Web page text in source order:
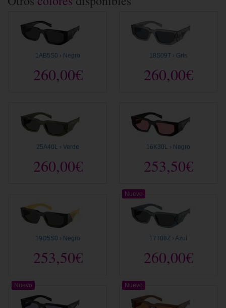
1AB5S0 › Negro
260,00€
18S09T › Gris
260,00€
25A40L › Verde
260,00€
16K30L › Negro
253,50€
19D5S0 › Negro
253,50€
17T08Z › Azul
260,00€
Nuevo
Nuevo Nuevo